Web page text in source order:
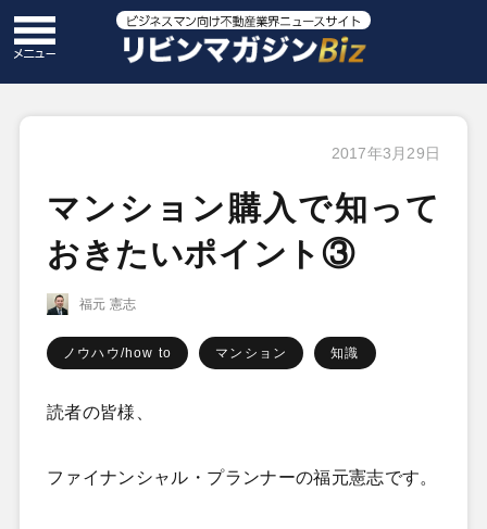
2017年3月29日
マンション購入で知って
おきたいポイント③
福元 憲志
ノウハウ/how to マンション 知識
読者の皆様、
ファイナンシャル・プランナーの福元憲志です。